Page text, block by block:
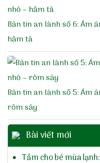
Bản tin an lành số 6: Ám
hăm tã
Bản tin an lành số 5: Ám
rôm sảy
Bài viết mới
Tắm cho bé mùa